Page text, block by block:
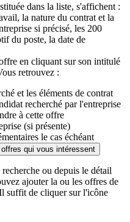
dans la liste, s'affichent :
la nature du contrat et la
si précisé, les 200
du poste, la date de
en cliquant sur son intitulé
retrouvez :
et les éléments de contrat
recherché par l'entreprise
à cette offre
(si présente)
le cas échéant
qui vous intéressent
ou depuis le détail
ajouter la ou les offres de
suffit de cliquer sur l'icône